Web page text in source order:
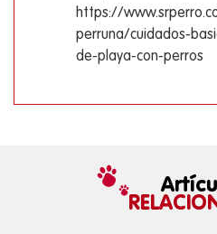
https://
perruna/cuidados-
de-playa-con-perros